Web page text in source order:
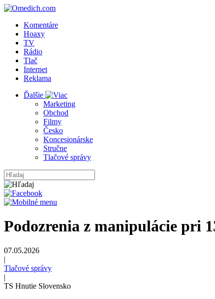
Komentáre
Hoaxy
TV
Rádio
Tlač
Internet
Reklama
Ďalšie
Marketing
Obchod
Filmy
Česko
Koncesionárske
Stručne
Tlačové správy
Podozrenia z manipulácie pri
07.05.2026
|
Tlačové správy
|
TS Hnutie Slovensko